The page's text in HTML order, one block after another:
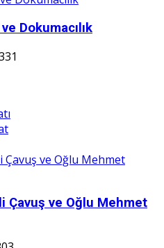
Dokumacılık
Çavuş ve Oğlu Mehmet